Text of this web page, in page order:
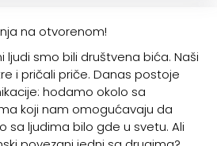
na otvorenom!
smo bili društvena bića. Naši
i pričali priče. Danas postoje
hodamo okolo sa
koji nam omogućavaju da
sa ljudima bilo gde u svetu. Ali